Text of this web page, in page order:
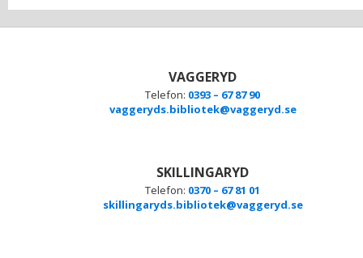
VAGGERYD
Telefon: 0393 – 67 87 90
vaggeryds.bibliotek@vaggeryd.se
SKILLINGARYD
Telefon: 0370 – 67 81 01
skillingaryds.bibliotek@vaggeryd.se